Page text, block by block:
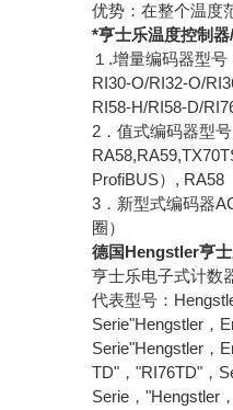
优势：在整个温度
*亨士乐温度控制
１.增量编码器型号
RI30-O/RI32-O/
RI58-H/RI58-D/
2．值式编码器型
ProfiBUS）, RA58
3．新型式编码器
圈）
德国Hengstler亨
亨士乐电子式计数
代表型号：
Serie"Hengstler，
Serie"Hengstler，
TD"，"RI76TD"，
Serie，"Hengstler